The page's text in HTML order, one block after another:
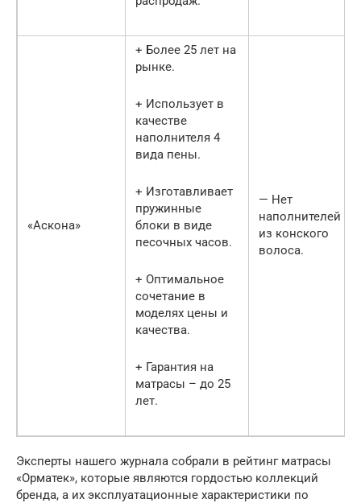
«Аскона»
+ Более 25 лет на
рынке.
+ Использует в
качестве
наполнителя 4
вида пены.
+ Изготавливает
пружинные
блоки в виде
песочных часов.
+ Оптимальное
сочетание в
моделях цены и
качества.
+ Гарантия на
матрасы – до 25
лет.
— Нет
наполнителей
из конского
волоса.
Эксперты нашего журнала собрали в рейтинг матрасы
«Орматек», которые являются гордостью коллекций
бренда, а их эксплуатационные характеристики по